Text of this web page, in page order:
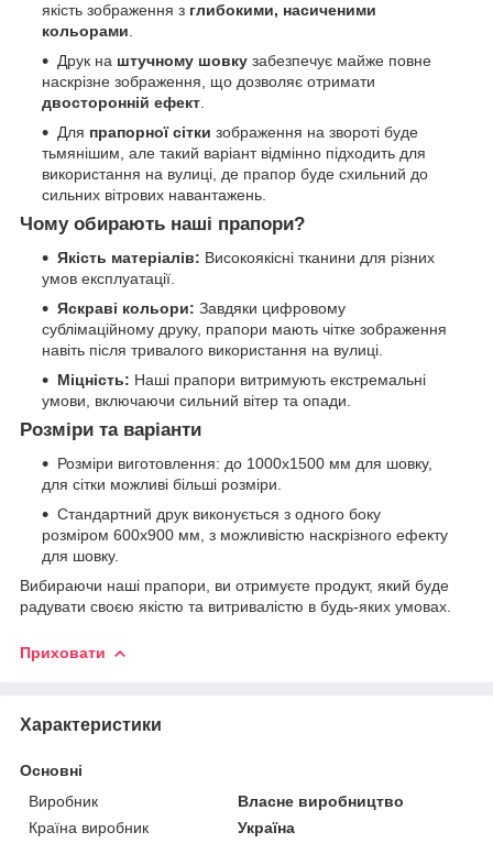
якість зображення з глибокими, насиченими
кольорами.
Друк на штучному шовку забезпечує майже повне
наскрізне зображення, що дозволяє отримати
двосторонній ефект.
Для прапорної сітки зображення на звороті буде
тьмянішим, але такий варіант відмінно підходить для
використання на вулиці, де прапор буде схильний до
сильних вітрових навантажень.
Чому обирають наші прапори?
Якість матеріалів: Високоякісні тканини для різних
умов експлуатації.
Яскраві кольори: Завдяки цифровому
сублімаційному друку, прапори мають чітке зображення
навіть після тривалого використання на вулиці.
Міцність: Наші прапори витримують екстремальні
умови, включаючи сильний вітер та опади.
Розміри та варіанти
Розміри виготовлення: до 1000х1500 мм для шовку,
для сітки можливі більші розміри.
Стандартний друк виконується з одного боку
розміром 600х900 мм, з можливістю наскрізного ефекту
для шовку.
Вибираючи наші прапори, ви отримуєте продукт, який буде
радувати своєю якістю та витривалістю в будь-яких умовах.
Приховати
Характеристики
Основні
Виробник
Власне виробництво
Країна виробник
Україна